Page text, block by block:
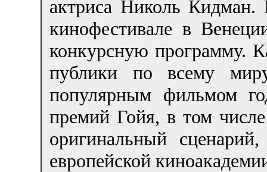
актриса Николь Кидман.
кинофестивале в
конкурсную программу.
публики по всему
популярным фильмом
премий Гойя, в том
оригинальный
европейской